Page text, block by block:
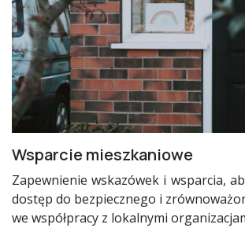
Wsparcie mieszkaniowe
Zapewnienie wskazówek i wsparcia,
dostęp do bezpiecznego i
we współpracy z lokalnymi